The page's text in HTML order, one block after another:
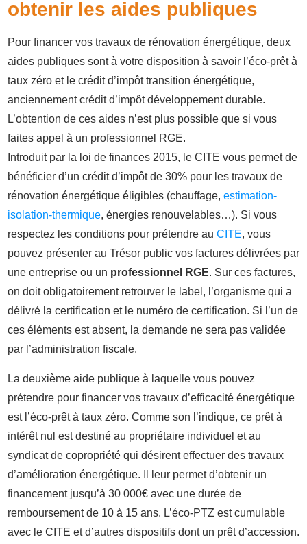
obtenir les aides publiques
Pour financer vos travaux de rénovation énergétique, deux
aides publiques sont à votre disposition à savoir l’éco-prêt à
taux zéro et le crédit d’impôt transition énergétique,
anciennement crédit d’impôt développement durable.
L’obtention de ces aides n’est plus possible que si vous
faites appel à un professionnel RGE.
Introduit par la loi de finances 2015, le CITE vous permet de
bénéficier d’un crédit d’impôt de 30% pour les travaux de
rénovation énergétique éligibles (chauffage, estimation-
isolation-thermique, énergies renouvelables…). Si vous
respectez les conditions pour prétendre au CITE, vous
pouvez présenter au Trésor public vos factures délivrées par
une entreprise ou un professionnel RGE. Sur ces factures,
on doit obligatoirement retrouver le label, l’organisme qui a
délivré la certification et le numéro de certification. Si l’un de
ces éléments est absent, la demande ne sera pas validée
par l’administration fiscale.
La deuxième aide publique à laquelle vous pouvez
prétendre pour financer vos travaux d’efficacité énergétique
est l’éco-prêt à taux zéro. Comme son l’indique, ce prêt à
intérêt nul est destiné au propriétaire individuel et au
syndicat de copropriété qui désirent effectuer des travaux
d’amélioration énergétique. Il leur permet d’obtenir un
financement jusqu’à 30 000€ avec une durée de
remboursement de 10 à 15 ans. L’éco-PTZ est cumulable
avec le CITE et d’autres dispositifs dont un prêt d’accession.